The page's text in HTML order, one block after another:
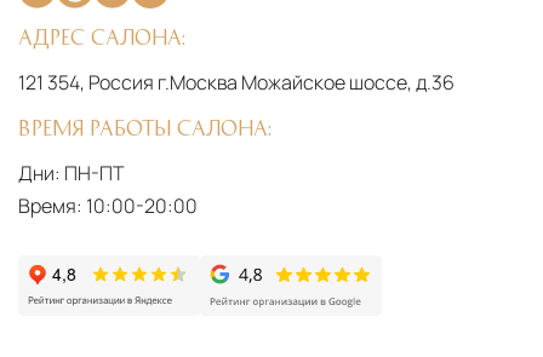
Адрес салона:
121 354, Россия г.Москва Можайское шоссе, д.36
Время работы салона:
Дни: ПН-ПТ
Время: 10:00-20:00